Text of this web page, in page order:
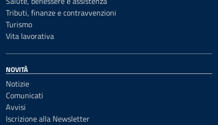
Tributi, finanze e contravvenzioni
Turismo
Vita lavorativa
NOVITÀ
Notizie
Comunicati
Avvisi
Iscrizione alla Newsletter